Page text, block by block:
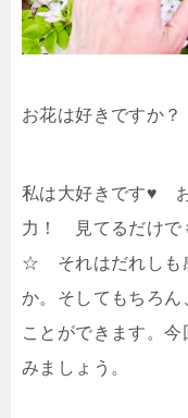
お花は好きですか
私は大好きです♥
力！ 見てるだけで
☆ それはだれしも
か。そしてもちろん
ことができます。
みましょう。